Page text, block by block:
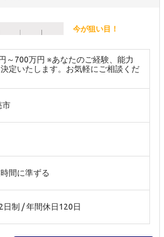
今が狙い目！
～700万円 ※あなたのご経験、能力
定いたします。お気軽にご相談くだ
市
間に準ずる
日制 / 年間休日120日